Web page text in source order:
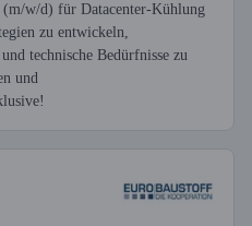
(m/w/d) für Datacenter-Kühlung
zu entwickeln,
technische Bedürfnisse zu
und